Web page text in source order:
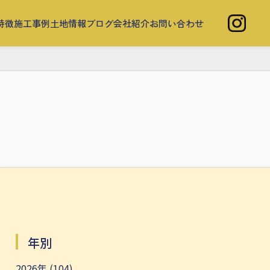
徴施工事例土地情報ブログ会社紹介お問い合わせ
年別